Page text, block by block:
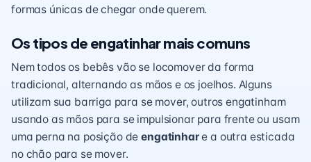
formas únicas de chegar onde querem.
Os tipos de engatinhar mais comuns
Nem todos os bebês vão se locomover da forma
tradicional, alternando as mãos e os joelhos. Alguns
utilizam sua barriga para se mover, outros engatinham
usando as mãos para se impulsionar para frente ou usam
uma perna na posição deengatinhare a outra esticada
no chão para se mover.